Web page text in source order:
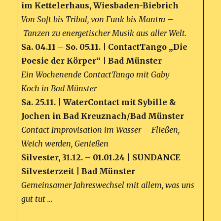
im Kettelerhaus, Wiesbaden-Biebrich
Von Soft bis Tribal, von Funk bis Mantra –
Tanzen zu energetischer Musik aus aller Welt.
Sa. 04.11 – So. 05.11. | ContactTango „Die
Poesie der Körper“ | Bad Münster
Ein Wochenende ContactTango mit Gaby
Koch in Bad Münster
Sa. 25.11. | WaterContact mit Sybille &
Jochen in Bad Kreuznach/Bad Münster
Contact Improvisation im Wasser – Fließen,
Weich werden, Genießen
Silvester, 31.12. – 01.01.24 | SUNDANCE
Silvesterzeit | Bad Münster
Gemeinsamer Jahreswechsel mit allem, was uns
gut tut …